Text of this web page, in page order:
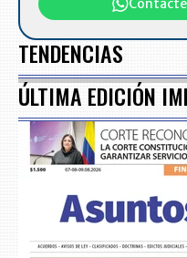
TENDENCIAS
ÚLTIMA EDICIÓN